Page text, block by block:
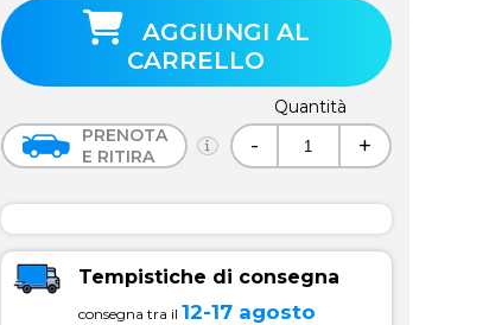
AGGIUNGI AL
CARRELLO
PRENOTA
E RITIRA
Quantità
- +
Tempistiche di consegna
consegna tra il 12-17 agosto